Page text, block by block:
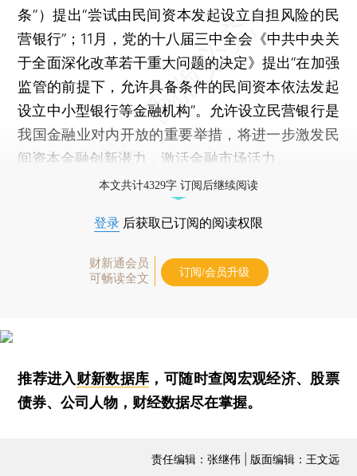
条”）提出“尝试由民间资本发起设立自担风险的民
营银行”；11月，党的十八届三中全会《中共中央关
于全面深化改革若干重大问题的决定》提出“在加强
监管的前提下，允许具备条件的民间资本依法发起
设立中小型银行等金融机构”。允许设立民营银行是
我国金融业对内开放的重要举措，将进一步激发民
间资本金融创新潜力，激活金融市场活力。
本文共计4329字 订阅后继续阅读
登录 后获取已订阅的阅读权限
财新通会员
可畅读全文
订阅/会员升级
推荐进入财新数据库 ，可随时查阅宏观经济、股票
债券、公司人物，财经数据尽在掌握。
责任编辑：张继伟 | 版面编辑：王文远